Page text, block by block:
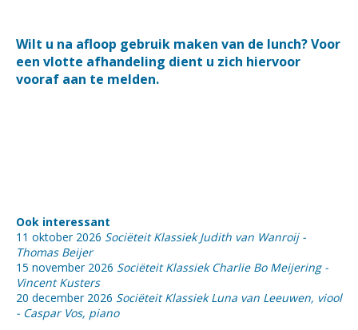
Wilt u na afloop gebruik maken van de lunch? Voor
een vlotte afhandeling dient u zich hiervoor
vooraf aan te melden.
Ook interessant
11 oktober 2026 Sociëteit Klassiek Judith van Wanroij -
Thomas Beijer
15 november 2026 Sociëteit Klassiek Charlie Bo Meijering -
Vincent Kusters
20 december 2026 Sociëteit Klassiek Luna van Leeuwen, viool
- Caspar Vos, piano